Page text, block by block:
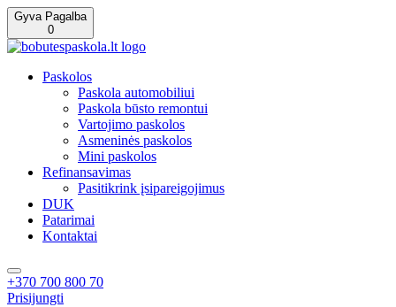
Gyva Pagalba
0
Paskolos
Paskola automobiliui
Paskola būsto remontui
Vartojimo paskolos
Asmeninės paskolos
Mini paskolos
Refinansavimas
Pasitikrink įsipareigojimus
DUK
Patarimai
Kontaktai
+370 700 800 70
Prisijungti